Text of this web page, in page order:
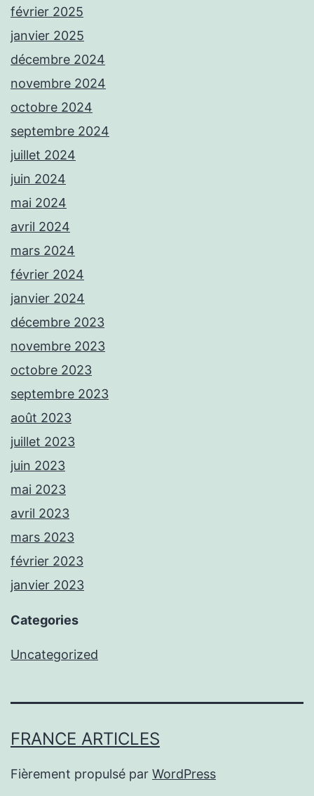
février 2025
janvier 2025
décembre 2024
novembre 2024
octobre 2024
septembre 2024
juillet 2024
juin 2024
mai 2024
avril 2024
mars 2024
février 2024
janvier 2024
décembre 2023
novembre 2023
octobre 2023
septembre 2023
août 2023
juillet 2023
juin 2023
mai 2023
avril 2023
mars 2023
février 2023
janvier 2023
Categories
Uncategorized
FRANCE ARTICLES
Fièrement propulsé par WordPress